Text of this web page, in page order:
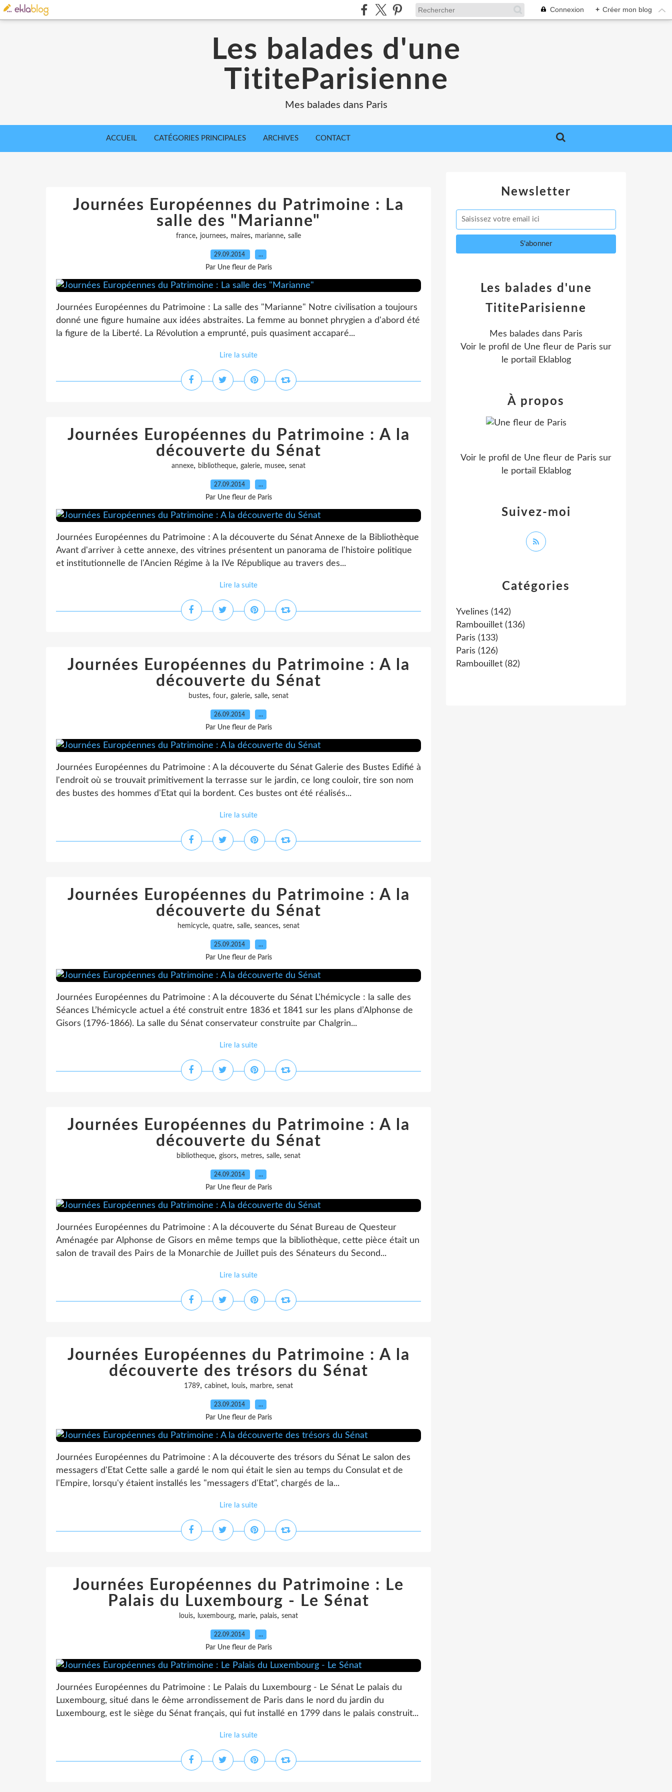
Connexion + Créer mon blog
Les balades d'une
TititeParisienne
Mes balades dans Paris
ACCUEIL CATÉGORIES PRINCIPALES ARCHIVES CONTACT
Journées Européennes du Patrimoine : La
salle des "Marianne"
france, journees, maires, marianne, salle
29.09.2014 …
Par Une fleur de Paris
Journées Européennes du Patrimoine : La salle des "Marianne" Notre civilisation a toujours
donné une figure humaine aux idées abstraites. La femme au bonnet phrygien a d'abord été
la figure de la Liberté. La Révolution a emprunté, puis quasiment accaparé...
Lire la suite
Journées Européennes du Patrimoine : A la
découverte du Sénat
annexe, bibliotheque, galerie, musee, senat
27.09.2014 …
Par Une fleur de Paris
Journées Européennes du Patrimoine : A la découverte du Sénat Annexe de la Bibliothèque
Avant d'arriver à cette annexe, des vitrines présentent un panorama de l'histoire politique
et institutionnelle de l'Ancien Régime à la IVe République au travers des...
Lire la suite
Journées Européennes du Patrimoine : A la
découverte du Sénat
bustes, four, galerie, salle, senat
26.09.2014 …
Par Une fleur de Paris
Journées Européennes du Patrimoine : A la découverte du Sénat Galerie des Bustes Edifié à
l'endroit où se trouvait primitivement la terrasse sur le jardin, ce long couloir, tire son nom
des bustes des hommes d'Etat qui la bordent. Ces bustes ont été réalisés...
Lire la suite
Journées Européennes du Patrimoine : A la
découverte du Sénat
hemicycle, quatre, salle, seances, senat
25.09.2014 …
Par Une fleur de Paris
Journées Européennes du Patrimoine : A la découverte du Sénat L'hémicycle : la salle des
Séances L’hémicycle actuel a été construit entre 1836 et 1841 sur les plans d’Alphonse de
Gisors (1796-1866). La salle du Sénat conservateur construite par Chalgrin...
Lire la suite
Journées Européennes du Patrimoine : A la
découverte du Sénat
bibliotheque, gisors, metres, salle, senat
24.09.2014 …
Par Une fleur de Paris
Journées Européennes du Patrimoine : A la découverte du Sénat Bureau de Questeur
Aménagée par Alphonse de Gisors en même temps que la bibliothèque, cette pièce était un
salon de travail des Pairs de la Monarchie de Juillet puis des Sénateurs du Second...
Lire la suite
Journées Européennes du Patrimoine : A la
découverte des trésors du Sénat
1789, cabinet, louis, marbre, senat
23.09.2014 …
Par Une fleur de Paris
Journées Européennes du Patrimoine : A la découverte des trésors du Sénat Le salon des
messagers d'Etat Cette salle a gardé le nom qui était le sien au temps du Consulat et de
l'Empire, lorsqu'y étaient installés les "messagers d'Etat", chargés de la...
Lire la suite
Journées Européennes du Patrimoine : Le
Palais du Luxembourg - Le Sénat
louis, luxembourg, marie, palais, senat
22.09.2014 …
Par Une fleur de Paris
Journées Européennes du Patrimoine : Le Palais du Luxembourg - Le Sénat Le palais du
Luxembourg, situé dans le 6ème arrondissement de Paris dans le nord du jardin du
Luxembourg, est le siège du Sénat français, qui fut installé en 1799 dans le palais construit...
Lire la suite
Newsletter
Catégories
Yvelines (142)
Rambouillet (136)
Paris (133)
Paris (126)
Rambouillet (82)
Les balades d'une
TititeParisienne
Mes balades dans Paris
Voir le profil de Une fleur de Paris sur
le portail Eklablog
Suivez-moi
À propos
Voir le profil de Une fleur de Paris sur
le portail Eklablog